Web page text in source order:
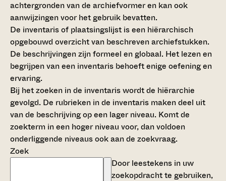
achtergronden van de archiefvormer en kan ook
aanwijzingen voor het gebruik bevatten.
De inventaris of plaatsingslijst is een hiërarchisch
opgebouwd overzicht van beschreven archiefstukken.
De beschrijvingen zijn formeel en globaal. Het lezen en
begrijpen van een inventaris behoeft enige oefening en
ervaring.
Bij het zoeken in de inventaris wordt de hiërarchie
gevolgd. De rubrieken in de inventaris maken deel uit
van de beschrijving op een lager niveau. Komt de
zoekterm in een hoger niveau voor, dan voldoen
onderliggende niveaus ook aan de zoekvraag.
Zoek
Door leestekens in uw
zoekopdracht te gebruiken,